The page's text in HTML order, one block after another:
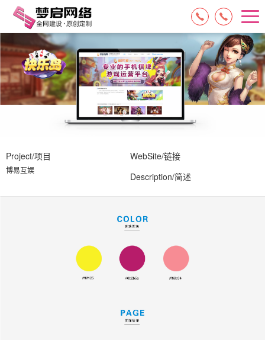
15084717329
Project/项目
博易互娱
WebSite/链接
Description/简述